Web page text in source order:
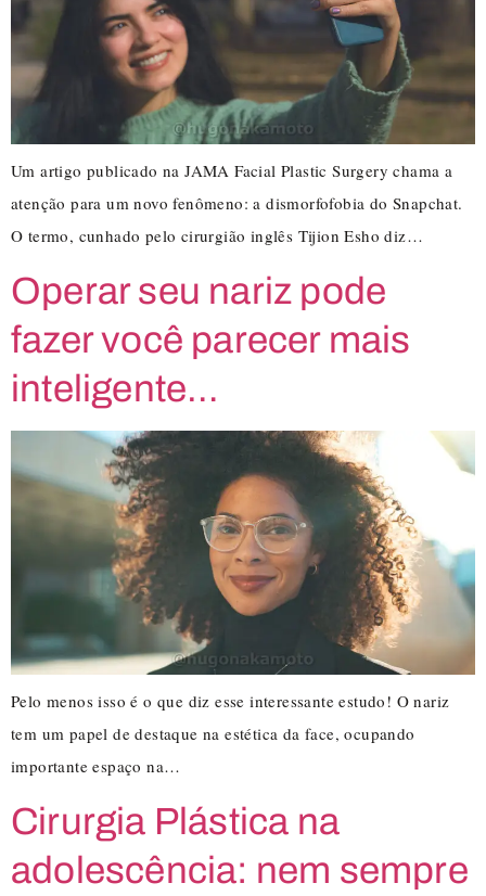
Um artigo publicado na JAMA Facial Plastic Surgery chama a
atenção para um novo fenômeno: a dismorfofobia do Snapchat.
O termo, cunhado pelo cirurgião inglês Tijion Esho diz…
Operar seu nariz pode
fazer você parecer mais
inteligente…
Pelo menos isso é o que diz esse interessante estudo! O nariz
tem um papel de destaque na estética da face, ocupando
importante espaço na…
Cirurgia Plástica na
adolescência: nem sempre